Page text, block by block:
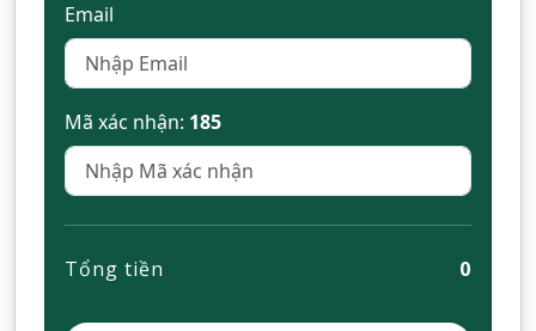
Email
Mã xác nhận: 185
Tổng tiền 0